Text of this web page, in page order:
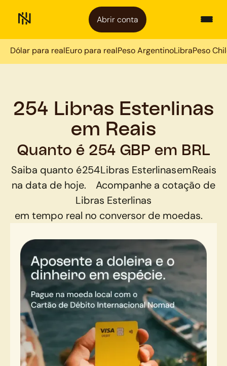
Abrir conta
Dólar para realEuro para realPeso ArgentinoLibraPeso
254 Libras Esterlinas
em Reais
Quanto é 254 GBP em BRL
Saiba quanto é254Libras EsterlinasemReais
na data de hoje.
Acompanhe a cotação de
Libras Esterlinas
em tempo real no conversor de moedas.